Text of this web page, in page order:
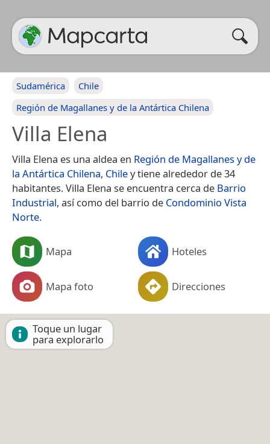
Sudamérica
Chile
Región de Magallanes y de la Antártica Chilena
Villa Elena
Villa Elena es una aldea en Región de Magallanes y de
la Antártica Chilena, Chiley tiene alrededor de 34
habitantes. Villa Elena se encuentra cerca de Barrio
Industrial, así como del barrio de Condominio Vista
Norte.
Mapa Hoteles
Mapa foto Direcciones
Toque un lugar
para explorarlo